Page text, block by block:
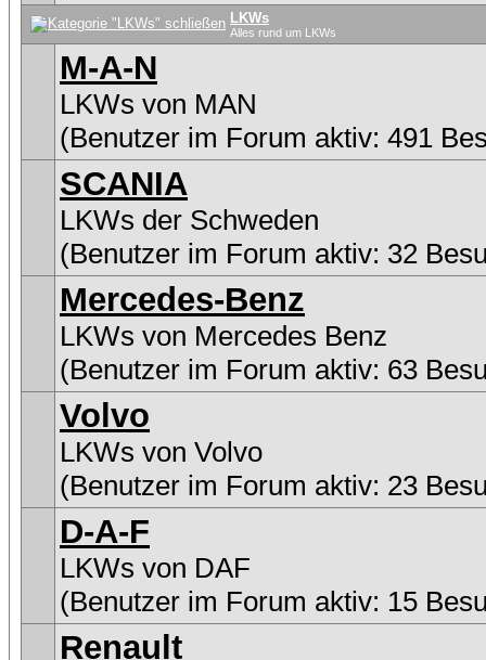
LKWs
Alles rund um LKWs
M-A-N
LKWs von MAN
(Benutzer im Forum aktiv: 491
SCANIA
LKWs der Schweden
(Benutzer im Forum aktiv: 32
Mercedes-Benz
LKWs von Mercedes Benz
(Benutzer im Forum aktiv: 63
Volvo
LKWs von Volvo
(Benutzer im Forum aktiv: 23
D-A-F
LKWs von DAF
(Benutzer im Forum aktiv: 15
Renault